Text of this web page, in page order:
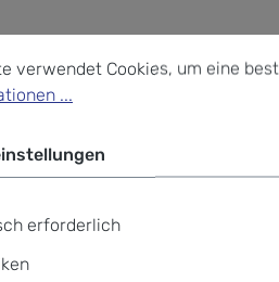
Cookies, um eine
verwendet Cookies, um eine
...
erforderlich